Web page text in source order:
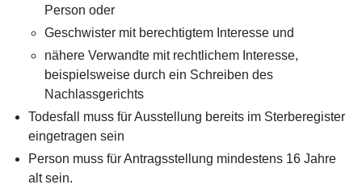
Person oder
Geschwister mit berechtigtem Interesse und
nähere Verwandte mit rechtlichem Interesse,
beispielsweise durch ein Schreiben des
Nachlassgerichts
Todesfall muss für Ausstellung bereits im Sterberegister
eingetragen sein
Person muss für Antragsstellung mindestens 16 Jahre
alt sein.